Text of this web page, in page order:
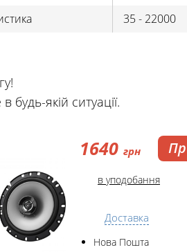
35 - 22000
будь-якій ситуації.
1640 грн
в уподобання
Доставка
Нова Пошта